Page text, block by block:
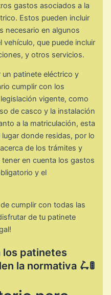
gastos asociados a la
Estos pueden incluir
necesario en algunos
vehículo, que puede incluir
y otros servicios.
un patinete eléctrico y
cumplir con los
vigente, como
de casco y la instalación
a la matriculación, esta
donde residas, por lo
de los trámites y
en cuenta los gastos
y el
cumplir con todas las
de tu patinete
los patinetes
la normativa 🛴🚦